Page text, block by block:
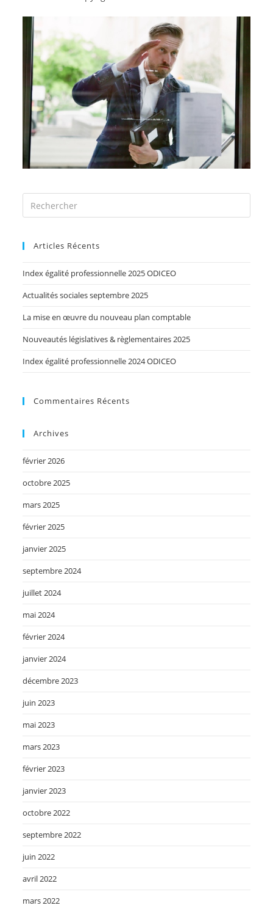
Articles Récents
Index égalité professionnelle 2025 ODICEO
Actualités sociales septembre 2025
La mise en œuvre du nouveau plan comptable
Nouveautés législatives & règlementaires 2025
Index égalité professionnelle 2024 ODICEO
Commentaires Récents
Archives
février 2026
octobre 2025
mars 2025
février 2025
janvier 2025
septembre 2024
juillet 2024
mai 2024
février 2024
janvier 2024
décembre 2023
juin 2023
mai 2023
mars 2023
février 2023
janvier 2023
octobre 2022
septembre 2022
juin 2022
avril 2022
mars 2022